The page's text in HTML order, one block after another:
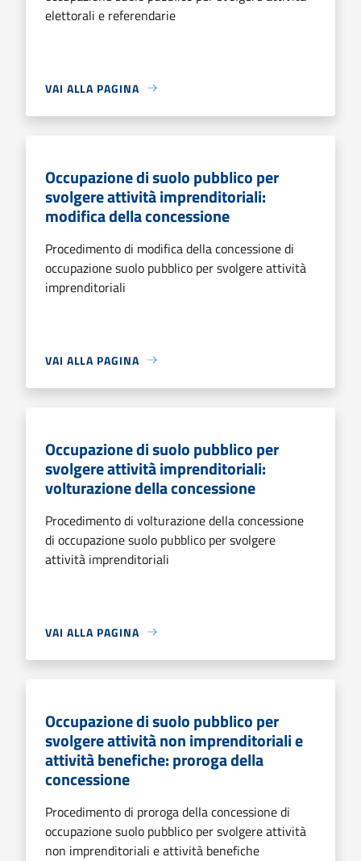
elettorali e referendarie
VAI ALLA PAGINA
Occupazione di suolo pubblico per
svolgere attività imprenditoriali:
modifica della concessione
Procedimento di modifica della concessione di
occupazione suolo pubblico per svolgere attività
imprenditoriali
VAI ALLA PAGINA
Occupazione di suolo pubblico per
svolgere attività imprenditoriali:
volturazione della concessione
Procedimento di volturazione della concessione
di occupazione suolo pubblico per svolgere
attività imprenditoriali
VAI ALLA PAGINA
Occupazione di suolo pubblico per
svolgere attività non imprenditoriali e
attività benefiche: proroga della
concessione
Procedimento di proroga della concessione di
occupazione suolo pubblico per svolgere attività
non imprenditoriali e attività benefiche